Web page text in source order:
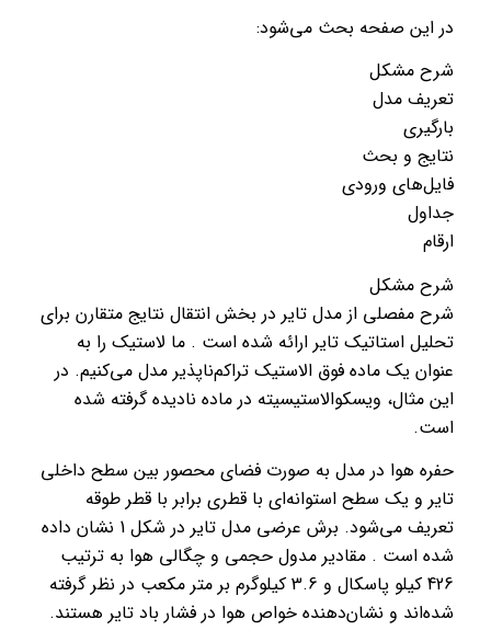
در این صفحه بحث می‌شود:
شرح مشکل
تعریف مدل
بارگیری
نتایج و بحث
فایل‌های ورودی
جداول
ارقام
شرح مشکل
شرح مفصلی از مدل تایر در بخش انتقال نتایج متقارن برای
تحلیل استاتیک تایر ارائه شده است . ما لاستیک را به
عنوان یک ماده فوق الاستیک تراکم‌ناپذیر مدل می‌کنیم. در
این مثال، ویسکوالاستیسیته در ماده نادیده گرفته شده
است.
حفره هوا در مدل به صورت فضای محصور بین سطح داخلی
تایر و یک سطح استوانه‌ای با قطری برابر با قطر طوقه
تعریف می‌شود. برش عرضی مدل تایر در شکل 1 نشان داده
شده است . مقادیر مدول حجمی و چگالی هوا به ترتیب
426 کیلو پاسکال و 3.6 کیلوگرم بر متر مکعب در نظر گرفته
شده‌اند و نشان‌دهنده خواص هوا در فشار باد تایر هستند.